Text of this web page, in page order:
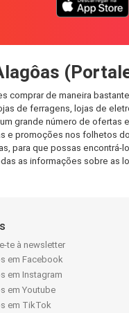
de maneira
de ferragens, lojas de
grande número de
e promoções nos folhetos
para que possas
as informações sobre
te à newsletter
em Facebook
em Instagram
em Youtube
em TikTok